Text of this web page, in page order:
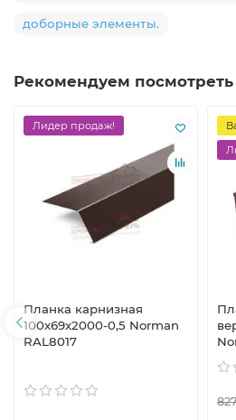
доборные элементы.
Рекомендуем посмотреть
Лидер продаж!
Планка карнизная
100х69х2000-0,5 Norman
RAL8017